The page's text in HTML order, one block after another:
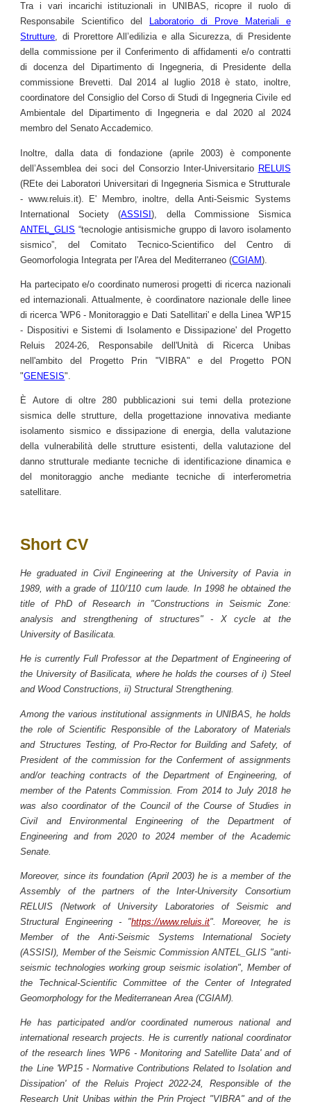
Tra i vari incarichi istituzionali in UNIBAS, ricopre il ruolo di
Responsabile Scientifico del
Laboratorio di Prove Materiali e
Strutture, di Prorettore All’edilizia e alla Sicurezza, di Presidente
della commissione per il Conferimento di affidamenti e/o contratti
di docenza del Dipartimento di Ingegneria, di Presidente della
commissione Brevetti. Dal 2014 al luglio 2018 è stato, inoltre,
coordinatore del Consiglio del Corso di Studi di Ingegneria Civile ed
Ambientale del
Dipartimentodi Ingegneria e dal 2020 al 2024
membro del Senato Accademico.
Inoltre, dalla data di fondazione (aprile 2003) è componente
dell’Assemblea dei soci del Consorzio Inter-Universitario RELUIS
(REte dei Laboratori Universitari di Ingegneria Sismica e Strutturale
- www.reluis.it). E' Membro, inoltre, della Anti-Seismic Systems
International Society (ASSISI), della Commissione Sismica
ANTEL_GLIS “tecnologie antisismiche gruppo di lavoro isolamento
sismico”, del Comitato Tecnico-Scientifico del Centro di
Geomorfologia Integrata per l'Area del Mediterraneo (CGIAM).
Ha partecipato e/o coordinato numerosi progetti di ricerca nazionali
ed internazionali. Attualmente, è coordinatore nazionale delle linee
di ricerca 'WP6 - Monitoraggio e Dati Satellitari' e della Linea 'WP15
- Dispositivi e Sistemi di Isolamento e Dissipazione' del Progetto
Reluis 2024-26, Responsabile dell'Unità di Ricerca Unibas
nell'ambito del Progetto Prin "VIBRA" e del Progetto PON
"GENESIS".
È Autore di oltre 280 pubblicazioni sui temi della protezione
sismica delle strutture, della progettazione innovativa mediante
isolamento sismico e dissipazione di energia, della valutazione
della vulnerabilità delle strutture esistenti, della valutazione del
danno strutturale mediante tecniche di identificazione dinamica e
del monitoraggio anche mediante tecniche di interferometria
satellitare.
Short CV
He graduated in Civil Engineering at the University of Pavia in
1989, with a grade of 110/110 cum laude. In 1998 he obtained the
title of PhD of Research in "Constructions in Seismic Zone:
analysis and strengthening of structures" - X cycle at the
University of Basilicata.
He is currentlyFull Professor at the Departmentof Engineering of
the University of Basilicata, where he holds the courses of i) Steel
and Wood Constructions, ii) Structural Strengthening.
Among the various institutional assignments in UNIBAS, he holds
the role of Scientific Responsible of the Laboratory of Materials
and Structures Testing, of Pro-Rector for Building and Safety, of
President of the commission for the Conferment of assignments
and/or teaching contracts of the Department of Engineering, of
member of the Patents Commission. From 2014 to July 2018 he
was also coordinator of the Council of the Course of Studies in
Civil and Environmental Engineering of the Department of
Engineering and from 2020 to 2024 member of the Academic
Senate.
Moreover, since its foundation (April 2003) he is a member of the
Assembly of the partners of the Inter-University Consortium
RELUIS (Network of University Laboratories of Seismic and
Structural Engineering - "https://www.reluis.it". Moreover, he is
Member of the Anti-Seismic Systems International Society
(ASSISI), Member of the Seismic Commission ANTEL_GLIS "anti-
seismic technologies working group seismic isolation", Member of
the Technical-Scientific Committee of the Center of Integrated
Geomorphology for the Mediterranean Area (CGIAM).
He has participated and/or coordinated numerous national and
international research projects. He is currently national coordinator
of the research lines 'WP6 - Monitoring and Satellite Data' and of
the Line 'WP15 - Normative Contributions Related to Isolation and
Dissipation' of the Reluis Project 2022-24, Responsible of the
Research Unit Unibas within the Prin Project "VIBRA" and of the